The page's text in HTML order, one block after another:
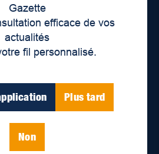
Gazette
efficace de vos
actualités
fil personnalisé.
Plus tard
Non